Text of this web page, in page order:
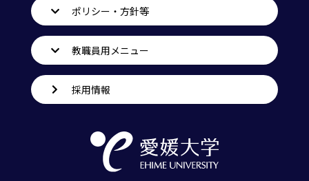
ポリシー・方針等
教職員用メニュー
採用情報